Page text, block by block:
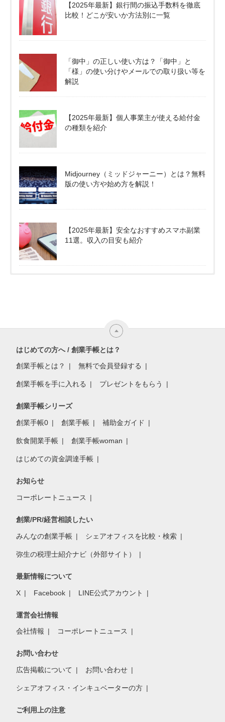
【2025年最新】銀行間の振込手数料を徹底
比較！どこが安いか方法別に一覧
「御中」の正しい使い方は？「御中」と
「様」の使い分けやメールでの取り扱い等を
解説
【2025年最新】個人事業主が使える給付金
の種類を紹介
Midjourney（ミッドジャーニー）とは？無料
版の使い方や始め方を解説！
【2025年最新】安全なおすすめスマホ副業
11選。収入の目安も紹介
はじめての方へ / 創業手帳とは？
創業手帳とは？ 無料で会員登録する
創業手帳を手に入れる プレゼントをもらう
創業手帳シリーズ
創業手帳0 創業手帳 補助金ガイド
飲食開業手帳 創業手帳woman
はじめての資金調達手帳
お知らせ
コーポレートニュース
創業/PR/経営相談したい
みんなの創業手帳 シェアオフィスを比較・検索
弥生の税理士紹介ナビ（外部サイト）
最新情報について
X Facebook LINE公式アカウント
運営会社情報
会社情報 コーポレートニュース
お問い合わせ
広告掲載について お問い合わせ
シェアオフィス・インキュベーターの方
ご利用上の注意